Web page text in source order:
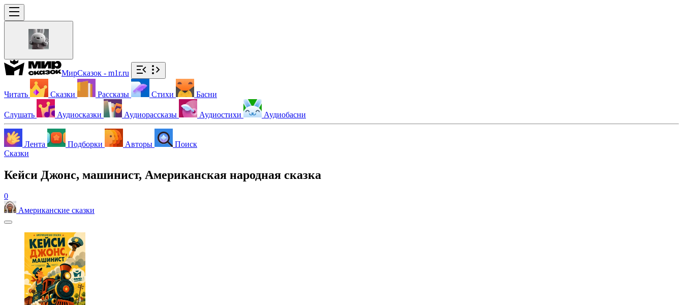
МирСказок - m1r.ru
Читать Сказки Рассказы Стихи Басни
Слушать Аудиосказки Аудиорассказы Аудиостихи Аудиобасни
Лента Подборки Авторы
Поиск
Сказки
Кейси Джонс, машинист, Американская народная сказка
0
Американские сказки